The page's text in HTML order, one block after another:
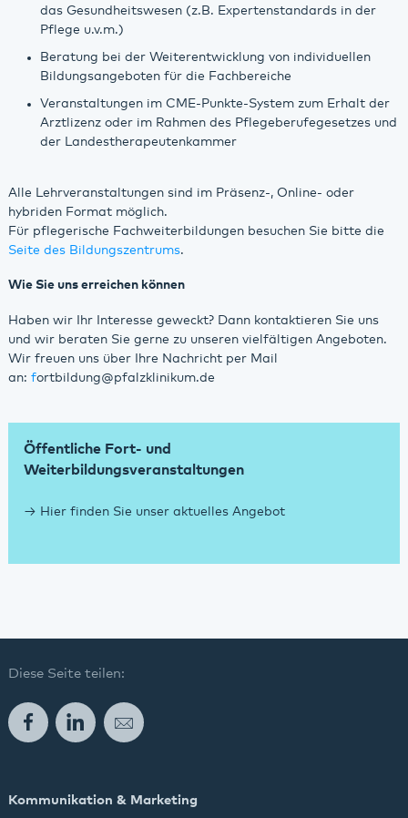
das Gesundheitswesen (z.B. Expertenstandards in der
Pflege u.v.m.)
Beratung bei der Weiterentwicklung von individuellen
Bildungsangeboten für die Fachbereiche
Veranstaltungen im CME-Punkte-System zum Erhalt der
Arztlizenz oder im Rahmen des Pflegeberufegesetzes und
der Landestherapeutenkammer
Alle Lehrveranstaltungen sind im Präsenz-, Online- oder
hybriden Format möglich.
Für pflegerische Fachweiterbildungen besuchen Sie bitte die
Seite des Bildungszentrums.
Wie Sie uns erreichen können
Haben wir Ihr Interesse geweckt? Dann kontaktieren Sie uns
und wir beraten Sie gerne zu unseren vielfältigen Angeboten.
Wir freuen uns über Ihre Nachricht per Mail
an: fortbildung@pfalzklinikum.de
Öffentliche Fort- und
Weiterbildungsveranstaltungen
Hier finden Sie unser aktuelles Angebot
Diese Seite teilen:
FacebookLinkedInE-Mail
Kommunikation & Marketing